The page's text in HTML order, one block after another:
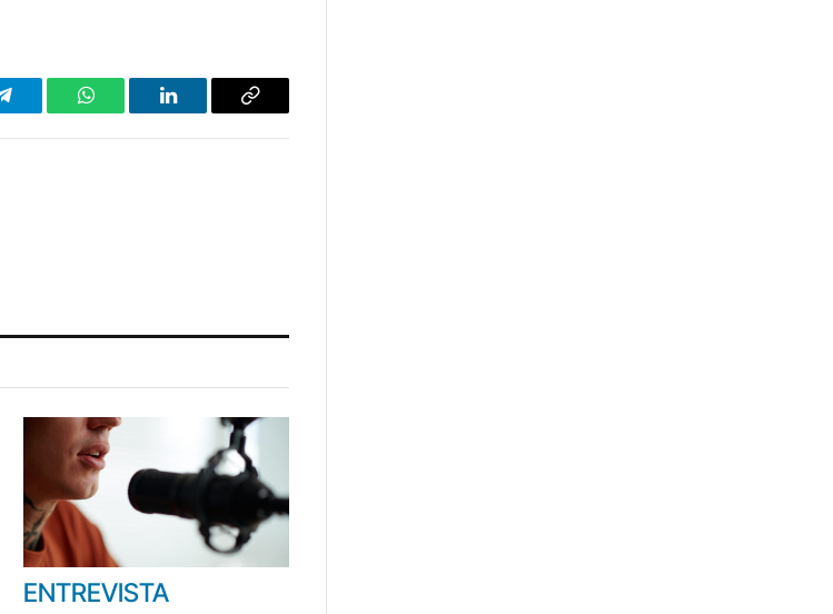
Telegram WhatsAppLinkedIn Copy
ENTREVISTA